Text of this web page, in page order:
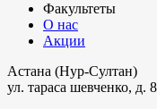
Факультеты
О нас
Акции
Астана (Нур-Султан)
ул. тараса шевченко, д.